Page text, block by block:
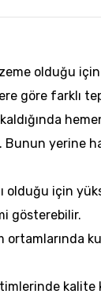
olduğu için
göre farklı
Bunun yerine
olduğu için
gösterebilir.